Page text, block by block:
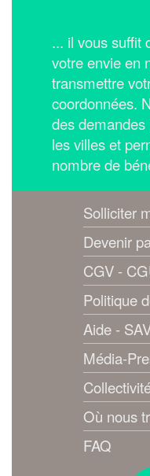
... il vous suffit
votre envie en
transmettre
coordonnées.
des
les villes et
nombre de
Solliciter
Devenir
CGV -
Politique
Aide -
Média-
Où nous
FAQ